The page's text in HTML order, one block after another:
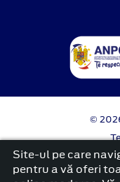
©
Site-ul pe care
pentru a vă oferi